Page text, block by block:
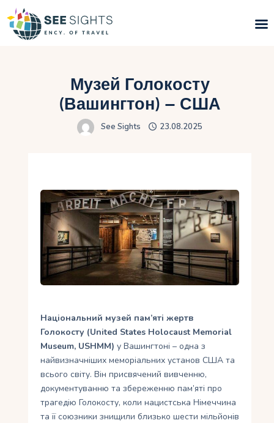
Гарячі тури
Типи Турів
Інфо
Блог
Контакти
Укр
Музей Голокосту
(Вашингтон) – США
See Sights 23.08.2025
Національний музей пам’яті жертв
Голокосту (United States Holocaust Memorial
Museum, USHMM) у Вашингтоні – одна з
найвизначніших меморіальних установ США та
всього світу. Він присвячений вивченню,
документуванню та збереженню пам’яті про
трагедію Голокосту, коли нацистська Німеччина
та її союзники знищили близько шести мільйонів